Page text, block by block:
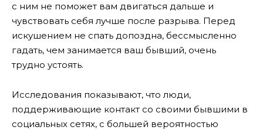
с ним не поможет вам двигаться дальше и
чувствовать себя лучше после разрыва. Перед
искушением не спать допоздна, бессмысленно
гадать, чем занимается ваш бывший, очень
трудно устоять.
Исследования показывают, что люди,
поддерживающие контакт со своими бывшими в
социальных сетях, с большей вероятностью